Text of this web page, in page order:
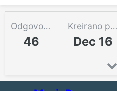
Odgovora
46
Kreirano pre
Dec 16